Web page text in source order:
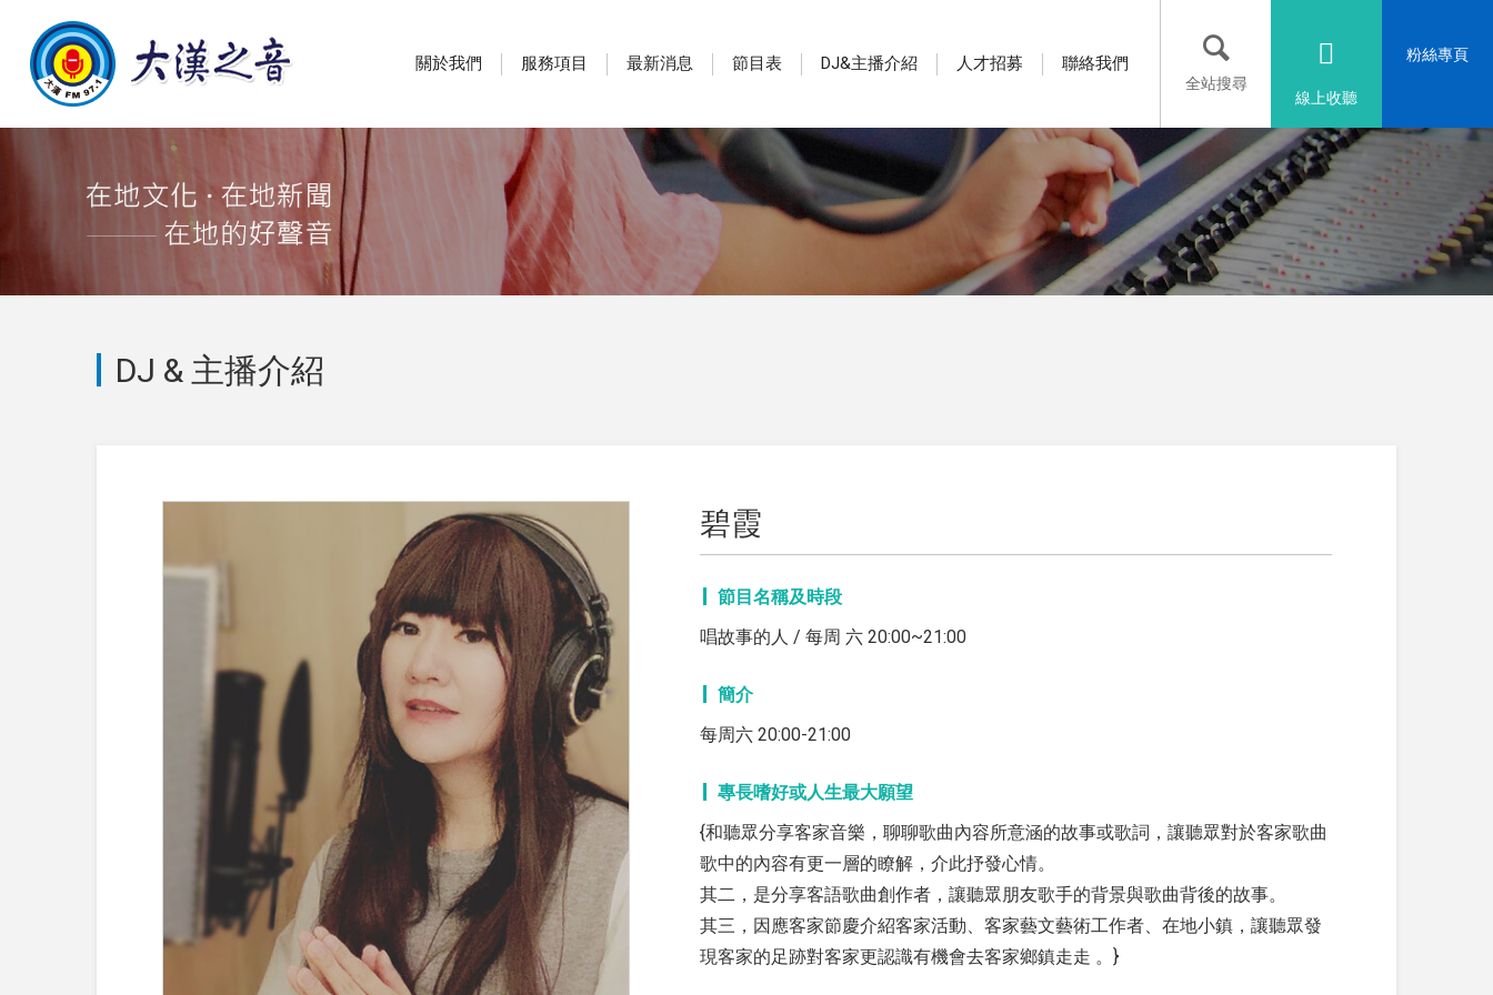
粉絲專頁
線上收聽
全站搜尋
關於我們 服務項目 最新消息 節目表 DJ&主播介紹 人才招募 聯絡我們
DJ & 主播介紹
碧霞
節目名稱及時段
唱故事的人 / 每周 六 20:00~21:00
簡介
每周六 20:00-21:00
專長嗜好或人生最大願望
{和聽眾分享客家音樂，聊聊歌曲內容所意涵的故事或歌詞，讓聽眾對於客家歌曲
歌中的內容有更一層的瞭解，介此抒發心情。
其二，是分享客語歌曲創作者，讓聽眾朋友歌手的背景與歌曲背後的故事。
其三，因應客家節慶介紹客家活動、客家藝文藝術工作者、在地小鎮，讓聽眾發
現客家的足跡對客家更認識有機會去客家鄉鎮走走 。}